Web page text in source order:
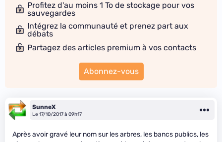
Profitez d'au moins 1 To de stockage pour vos
sauvegardes
Intégrez la communauté et prenez part aux
débats
Partagez des articles premium à vos contacts
Abonnez-vous
SunneX
Le 17/10/2017 à 09h17
Après avoir gravé leur nom sur les arbres, les bancs publics, les